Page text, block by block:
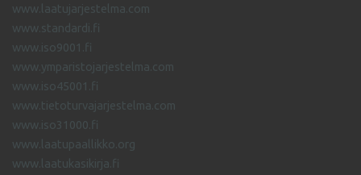
www.laatujarjestelma.com
www.standardi.fi
www.iso9001.fi
www.ymparistojarjestelma.com
www.iso45001.fi
www.tietoturvajarjestelma.com
www.iso31000.fi
www.laatupaallikko.org
www.laatukasikirja.fi